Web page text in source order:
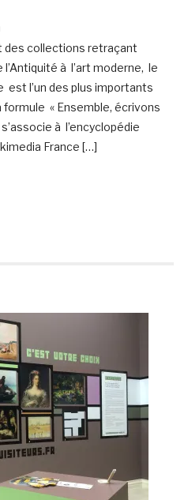
des collections retraçant
l’Antiquité à l’art moderne, le
est l’un des plus importants
formule « Ensemble, écrivons
à l’encyclopédie
France […]